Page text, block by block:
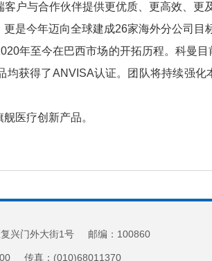
户与合作伙伴提供更优质、更高效、更
是今年迈向全球建成26家海外分公司目
年至今在巴西市场的开拓历程。科曼
获得了ANVISA认证。团队将持续强
医疗创新产品。
复兴门外大街1号 邮编：100860
传真：(010)68011370